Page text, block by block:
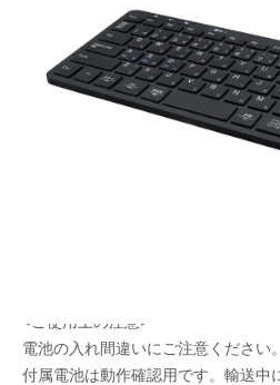
2.4GHz+Bluetoothで3台まで
メーカー希望小売価格：
+ 税
2.4GHz専用レシーバー付属で接続
<ご使用上の注意>
電池の入れ間違いにご注意ください。
付属電池は動作確認用です。輸送中